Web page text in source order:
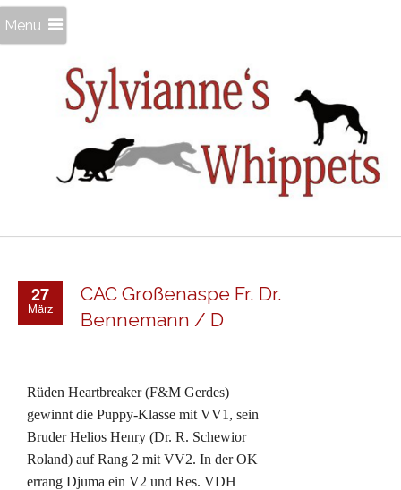
Menu
27
März
CAC Großenaspe Fr. Dr.
Bennemann / D
Rüden Heartbreaker (F&M Gerdes)
gewinnt die Puppy-Klasse mit VV1, sein
Bruder Helios Henry (Dr. R. Schewior
Roland) auf Rang 2 mit VV2. In der OK
errang Djuma ein V2 und Res. VDH